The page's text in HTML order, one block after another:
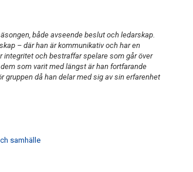
både avseende beslut och ledarskap.
– där han är kommunikativ och har en
och bestraffar spelare som går över
som varit med längst är han fortfarande
gruppen då han delar med sig av sin erfarenhet
samhälle